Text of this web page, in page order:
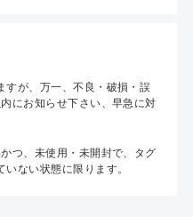
すが、万一、不良・破損・誤
にお知らせ下さい、早急に対
つ、未使用・未開封で、タグ
ない状態に限ります。